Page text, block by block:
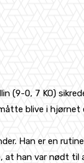
(9-0, 7 KO)
blive i
Han er en
han var nødt til